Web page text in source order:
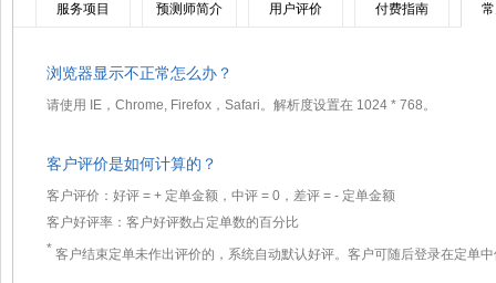
服务项目 预测师简介 用户评价 付费指南
浏览器显示不正常怎么办？
请使用 IE，Chrome, Firefox，Safari。解析度设置在 1024 * 768。
客户评价是如何计算的？
客户评价：好评 = + 定单金额，中评 = 0，差评 = - 定单金额
客户好评率：客户好评数占定单数的百分比
* 客户结束定单未作出评价的，系统自动默认好评。客户可随后登录在定单